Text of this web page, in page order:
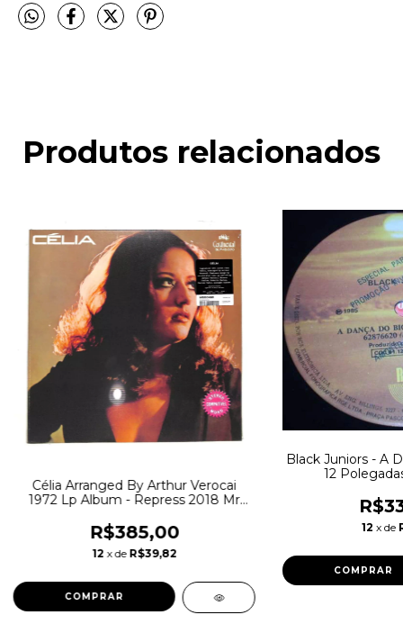
Produtos relacionados
Célia Arranged By Arthur Verocai
1972 Lp Album - Repress 2018 Mr
R$385,00
12 x de R$39,82
Black Juniors - A
12 x de